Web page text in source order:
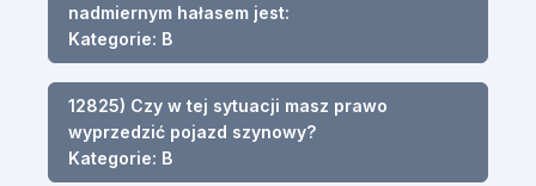
nadmiernym hałasem jest:
Kategorie: B
12825) Czy w tej sytuacji masz prawo
wyprzedzić pojazd szynowy?
Kategorie: B